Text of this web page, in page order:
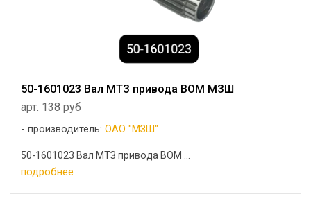
50-1601023 Вал МТЗ привода ВОМ МЗШ
арт. 138 руб
производитель:ОАО "МЗШ"
50-1601023 Вал МТЗ привода ВОМ ...
подробнее